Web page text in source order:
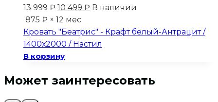
13 999₽ Первоначальная
цена
составляла
13
999 ₽.
10 499 ₽ Текущая
10
499 ₽.
В наличии
875 ₽ × 12 мес
Кровать "Беатрис" - Крафт белый-Антрацит /
1400х2000 / Настил
В корзину
Может заинтересовать